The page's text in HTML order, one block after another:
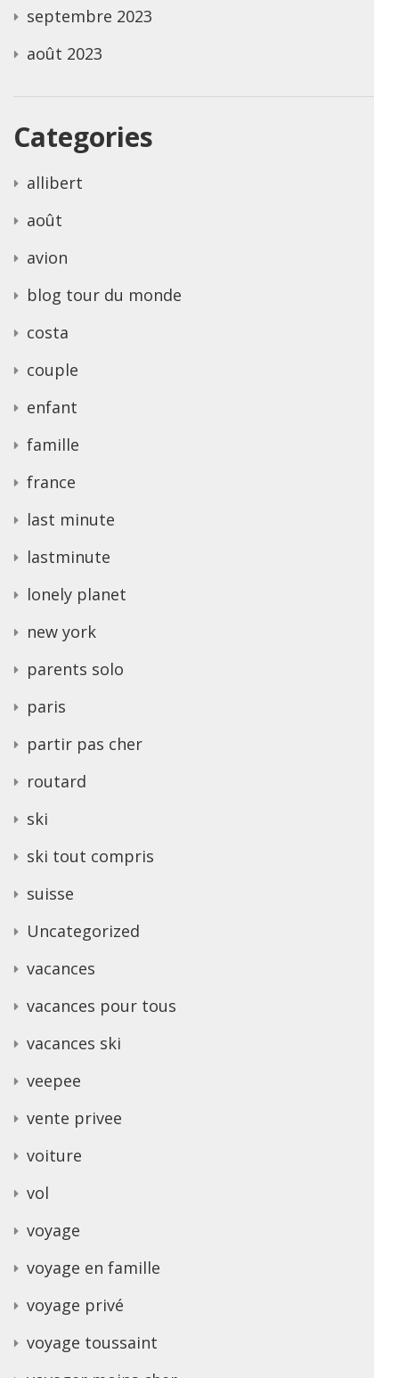
septembre 2023
août 2023
Categories
allibert
août
avion
blog tour du monde
costa
couple
enfant
famille
france
last minute
lastminute
lonely planet
new york
parents solo
paris
partir pas cher
routard
ski
ski tout compris
suisse
Uncategorized
vacances
vacances pour tous
vacances ski
veepee
vente privee
voiture
vol
voyage
voyage en famille
voyage privé
voyage toussaint